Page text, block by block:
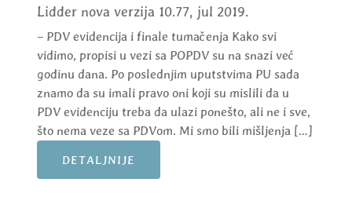
Lidder nova verzija 10.77, jul 2019.
– PDV evidencija i finale tumačenja Kako svi
vidimo, propisi u vezi sa POPDV su na snazi već
godinu dana. Po poslednjim uputstvima PU sada
znamo da su imali pravo oni koji su mislili da u
PDV evidenciju treba da ulazi ponešto, ali ne i sve,
što nema veze sa PDVom. Mi smo bili mišljenja […]
DETALJNIJE